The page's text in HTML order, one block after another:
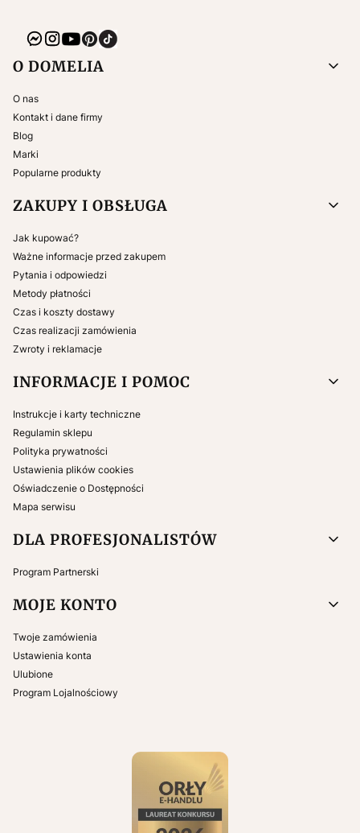
Linki w stopce
O DOMELIA
O nas
Kontakt i dane firmy
Blog
Marki
Popularne produkty
ZAKUPY I OBSŁUGA
Jak kupować?
Ważne informacje przed zakupem
Pytania i odpowiedzi
Metody płatności
Czas i koszty dostawy
Czas realizacji zamówienia
Zwroty i reklamacje
INFORMACJE I POMOC
Instrukcje i karty techniczne
Regulamin sklepu
Polityka prywatności
Ustawienia plików cookies
Oświadczenie o Dostępności
Mapa serwisu
DLA PROFESJONALISTÓW
Program Partnerski
MOJE KONTO
Twoje zamówienia
Ustawienia konta
Ulubione
Program Lojalnościowy